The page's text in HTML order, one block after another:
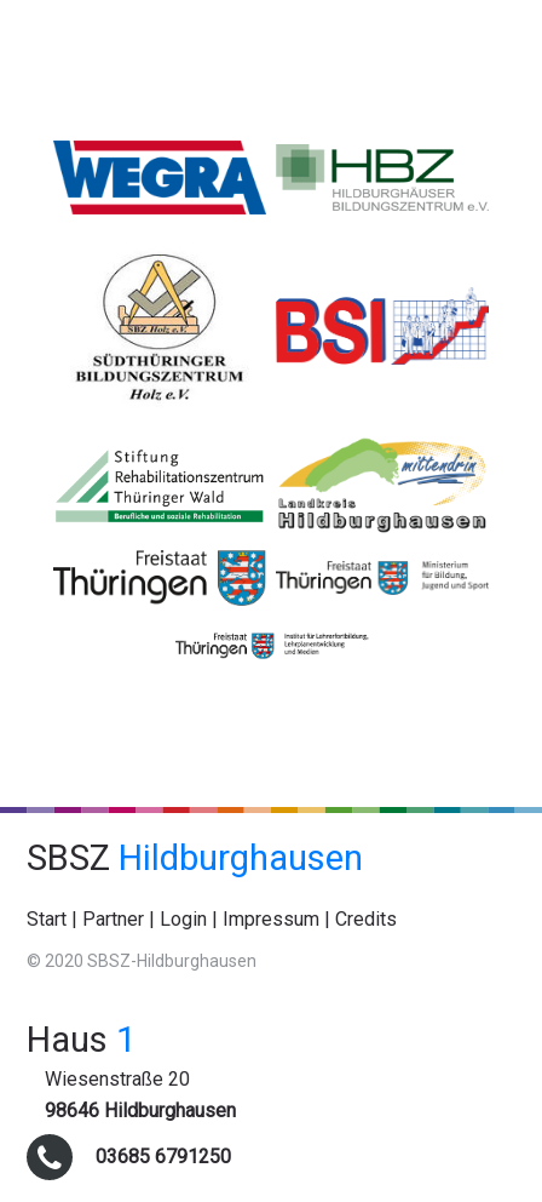
SBSZ Hildburghausen
Start | Partner | Login | Impressum |Credits
© 2020 SBSZ-Hildburghausen
Haus 1
Wiesenstraße 20
98646 Hildburghausen
03685 6791250